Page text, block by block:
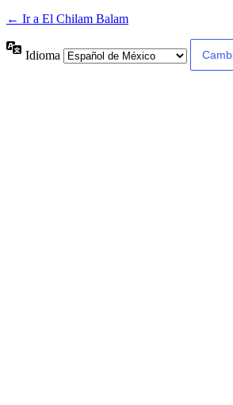
← Ir a El Chilam Balam
Idioma